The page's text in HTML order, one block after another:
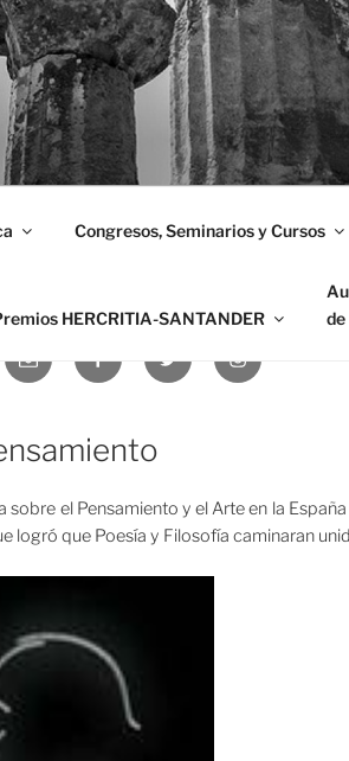
Congresos, Seminarios y Cursos
HERCRITIA-SANTANDER
el Pensamiento y el Arte en la
logró que Poesía y Filosofía caminaran
electrónico